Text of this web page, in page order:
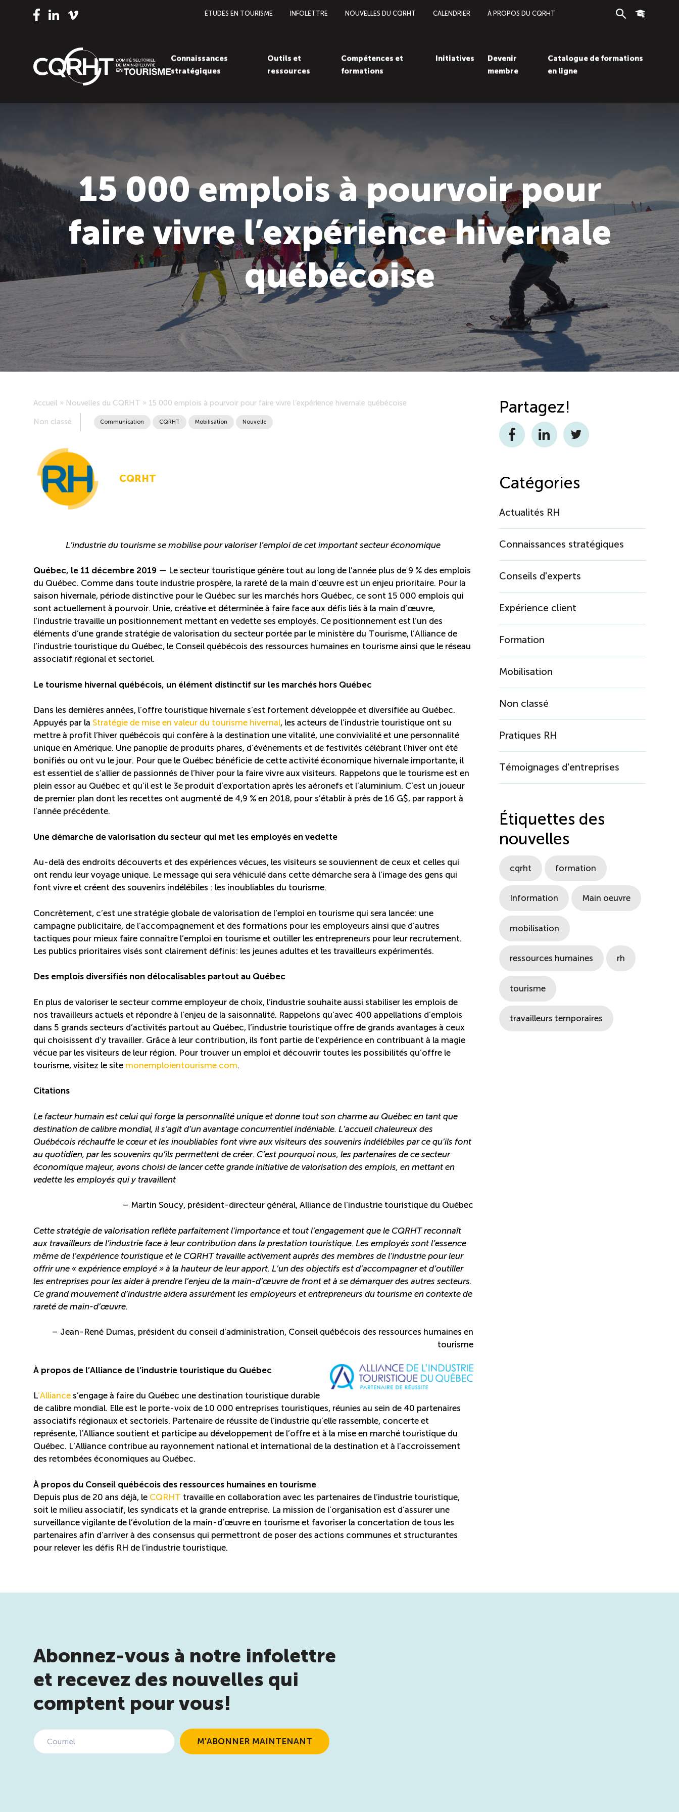
ÉTUDES EN TOURISME INFOLETTRE NOUVELLES DU CQRHT CALENDRIER À PROPOS DU CQRHT
Connaissances
stratégiques
Outils et
ressources
Compétences et
formations
Initiatives
Devenir
membre
Catalogue de formations
en ligne
15 000 emplois à pourvoir pour
faire vivre l’expérience hivernale
québécoise
Accueil » Nouvelles du CQRHT » 15 000 emplois à pourvoir pour faire vivre l’expérience hivernale québécoise
Non classé Communication CQRHT Mobilisation Nouvelle
CQRHT
L’industrie du tourisme se mobilise pour valoriser l’emploide cet important secteur économique
Québec, le 11 décembre 2019 — Le secteur touristique génère tout au long de l’année plus de 9 % des emplois
du Québec. Comme dans toute industrie prospère, la rareté de la main d’œuvre est un enjeu prioritaire. Pour la
saison hivernale, période distinctive pour le Québec sur les marchés hors Québec, ce sont 15 000 emplois qui
sont actuellement à pourvoir. Unie, créative et déterminée à faire face aux défis liés à la main d’œuvre,
l’industrie travaille un positionnement mettant en vedette ses employés. Ce positionnement est l’un des
éléments d’une grande stratégie de valorisation du secteur portée par le ministère du Tourisme, l’Alliance de
l’industrie touristique du Québec, le Conseil québécois des ressources humaines en tourisme ainsi que le réseau
associatif régional et sectoriel.
Le tourisme hivernal québécois, un élément distinctif sur les marchés hors Québec
Dans les dernières années, l’offre touristique hivernale s’est fortement développée et diversifiée au Québec.
Appuyés par la Stratégie de mise en valeur du tourisme hivernal, les acteurs de l’industrie touristique ont su
mettre à profit l’hiver québécois qui confère à la destination une vitalité, une convivialité et une personnalité
unique en Amérique. Une panoplie de produits phares, d’événements et de festivités célébrant l’hiver ont été
bonifiés ou ont vu le jour. Pour que le Québec bénéficie de cette activité économique hivernale importante, il
est essentiel de s’allier de passionnés de l’hiver pour la faire vivre aux visiteurs. Rappelons que le tourisme est en
plein essor au Québec et qu’il est le 3e produit d’exportation après les aéronefs et l’aluminium. C’est un joueur
de premier plan dont les recettes ont augmenté de 4,9 % en 2018, pour s’établir à près de 16 G$, par rapport à
l’année précédente.
Une démarche de valorisation du secteur qui met les employés en vedette
Au-delà des endroits découverts et des expériences vécues, les visiteurs se souviennent de ceux et celles qui
ont rendu leur voyage unique. Le message qui sera véhiculé dans cette démarche sera à l’image des gens qui
font vivre et créent des souvenirs indélébiles : les inoubliables du tourisme.
Concrètement, c’est une stratégie globale de valorisation de l’emploi en tourisme qui sera lancée: une
campagne publicitaire, de l’accompagnement et des formations pour les employeurs ainsi que d’autres
tactiques pour mieux faire connaître l’emploi en tourisme et outiller les entrepreneurs pour leur recrutement.
Les publics prioritaires visés sont clairement définis: les jeunes adultes et les travailleurs expérimentés.
Des emplois diversifiés non délocalisables partout au Québec
En plus de valoriser le secteur comme employeur de choix, l’industrie souhaite aussi stabiliser les emplois de
nos travailleurs actuels et répondre à l’enjeu de la saisonnalité. Rappelons qu’avec 400 appellations d’emplois
dans 5 grands secteurs d’activités partout au Québec, l’industrie touristique offre de grands avantages à ceux
qui choisissent d’y travailler. Grâce à leur contribution, ils font partie de l’expérience en contribuant à la magie
vécue par les visiteurs de leur région. Pour trouver un emploi et découvrir toutes les possibilités qu’offre le
tourisme, visitez le site monemploientourisme.com.
Citations
Le facteur humain est celui qui forge la personnalité unique et donne tout son charme au Québec en tant que
destination de calibre mondial, il s’agit d’un avantage concurrentiel indéniable. L’accueil chaleureux des
Québécois réchauffe le cœur et les inoubliables font vivre aux visiteurs des souvenirs indélébiles par ce qu’ils font
au quotidien, par les souvenirs qu’ils permettent de créer. C’est pourquoi nous, les partenaires de ce secteur
économique majeur, avons choisi de lancer cette grande initiative de valorisation des emplois, en mettant en
vedette les employés qui y travaillent
– Martin Soucy, président-directeur général, Alliance de l’industrie touristique du Québec
Cette stratégie de valorisation reflète parfaitement l’importance et tout l’engagement que le CQRHT reconnaît
aux travailleurs de l’industrie face à leur contribution dans la prestation touristique. Les employés sont l’essence
même de l’expérience touristique et le CQRHT travaille activement auprès des membres de l’industrie pour leur
offrir une « expérience employé » à la hauteur de leur apport. L’un des objectifs est d’accompagner et d’outiller
les entreprises pour les aider à prendre l’enjeu de la main-d’œuvre de front et à se démarquer des autres secteurs.
Ce grand mouvement d’industrie aidera assurément les employeurs et entrepreneurs du tourisme en contexte de
rareté de main-d’œuvre.
– Jean-René Dumas, président du conseil d’administration, Conseil québécois des ressources humaines en
tourisme
À propos de l’Alliance de l’industrie touristique du Québec
L’Alliance s’engage à faire du Québec une destination touristique durable
de calibre mondial. Elle est le porte-voix de 10 000 entreprises touristiques, réunies au sein de 40 partenaires
associatifs régionaux et sectoriels. Partenaire de réussite de l’industrie qu’elle rassemble, concerte et
représente, l’Alliance soutient et participe au développement de l’offre et à la mise en marché touristique du
Québec. L’Alliance contribue au rayonnement national et international de la destination et à l’accroissement
des retombées économiques au Québec.
À propos du Conseil québécois des ressources humaines en tourisme
Depuis plus de 20 ans déjà, le CQRHT travaille en collaboration avec les partenaires de l’industrie touristique,
soit le milieu associatif, les syndicats et la grande entreprise. La mission de l’organisation est d’assurer une
surveillance vigilante de l’évolution de la main-d’œuvre en tourisme et favoriser la concertation de tous les
partenaires afin d’arriver à des consensus qui permettront de poser des actions communes et structurantes
pour relever les défis RH de l’industrie touristique.
Partagez!
FacebookLinkedInTwitter
Catégories
Actualités RH
Connaissances stratégiques
Conseils d'experts
Expérience client
Formation
Mobilisation
Non classé
Pratiques RH
Témoignages d'entreprises
Étiquettes des
nouvelles
cqrht formation
Information Main oeuvre
mobilisation
ressources humaines rh
tourisme
travailleurs temporaires
Abonnez-vous à notre infolettre
et recevez des nouvelles qui
comptent pour vous!